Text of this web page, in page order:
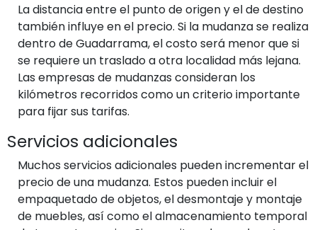
La distancia entre el punto de origen y el de destino
también influye en el precio. Si la mudanza se realiza
dentro de Guadarrama, el costo será menor que si
se requiere un traslado a otra localidad más lejana.
Las empresas de mudanzas consideran los
kilómetros recorridos como un criterio importante
para fijar sus tarifas.
Servicios adicionales
Muchos servicios adicionales pueden incrementar el
precio de una mudanza. Estos pueden incluir el
empaquetado de objetos, el desmontaje y montaje
de muebles, así como el almacenamiento temporal